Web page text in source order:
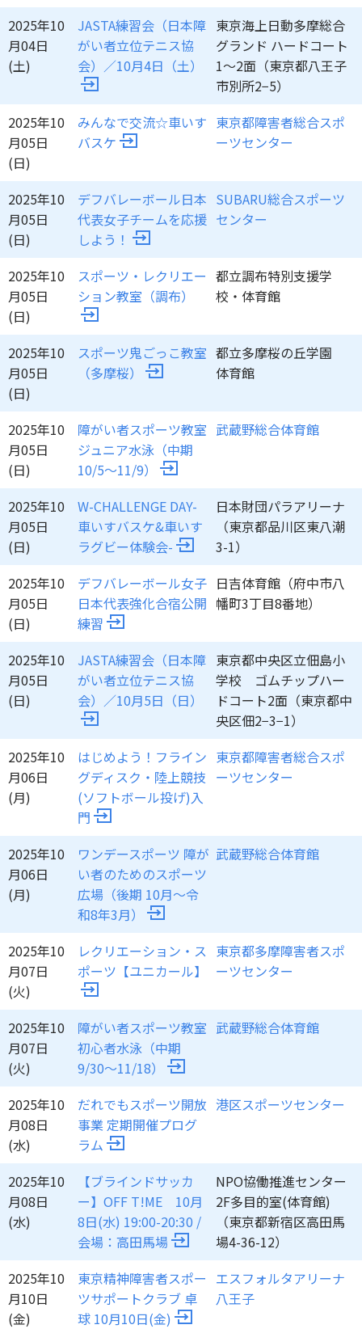
2025年10
月04日
(土)
JASTA練習会（日本障
がい者立位テニス協
会）／10月4日（土）
東京海上日動多摩総合
グランド ハードコート
1〜2面（東京都八王子
市別所2−5）
2025年10
月05日
(日)
みんなで交流☆車いす
バスケ
東京都障害者総合スポ
ーツセンター
2025年10
月05日
(日)
デフバレーボール日本
代表女子チームを応援
しよう！
SUBARU総合スポーツ
センター
2025年10
月05日
(日)
スポーツ・レクリエー
ション教室（調布）
都立調布特別支援学
校・体育館
2025年10
月05日
(日)
スポーツ鬼ごっこ教室
（多摩桜）
都立多摩桜の丘学園
体育館
2025年10
月05日
(日)
障がい者スポーツ教室
ジュニア水泳（中期
10/5～11/9）
武蔵野総合体育館
2025年10
月05日
(日)
W-CHALLENGE DAY-
車いすバスケ&車いす
ラグビー体験会-
日本財団パラアリーナ
（東京都品川区東八潮
3-1）
2025年10
月05日
(日)
デフバレーボール女子
日本代表強化合宿公開
練習
日吉体育館（府中市八
幡町3丁目8番地）
2025年10
月05日
(日)
JASTA練習会（日本障
がい者立位テニス協
会）／10月5日（日）
東京都中央区立佃島小
学校 ゴムチップハー
ドコート2面（東京都中
央区佃2−3−1）
2025年10
月06日
(月)
はじめよう！フライン
グディスク・陸上競技
(ソフトボール投げ)入
門
東京都障害者総合スポ
ーツセンター
2025年10
月06日
(月)
ワンデースポーツ 障が
い者のためのスポーツ
広場（後期 10月～令
和8年3月）
武蔵野総合体育館
2025年10
月07日
(火)
レクリエーション・ス
ポーツ【ユニカール】
東京都多摩障害者スポ
ーツセンター
2025年10
月07日
(火)
障がい者スポーツ教室
初心者水泳（中期
9/30～11/18）
武蔵野総合体育館
2025年10
月08日
(水)
だれでもスポーツ開放
事業 定期開催プログ
ラム
港区スポーツセンター
2025年10
月08日
(水)
【ブラインドサッカ
ー】OFF T!ME 10月
8日(水) 19:00-20:30 /
会場：高田馬場
NPO協働推進センター
2F多目的室(体育館)
（東京都新宿区高田馬
場4-36-12）
2025年10
月10日
(金)
東京精神障害者スポー
ツサポートクラブ 卓
球 10月10日(金)
エスフォルタアリーナ
八王子